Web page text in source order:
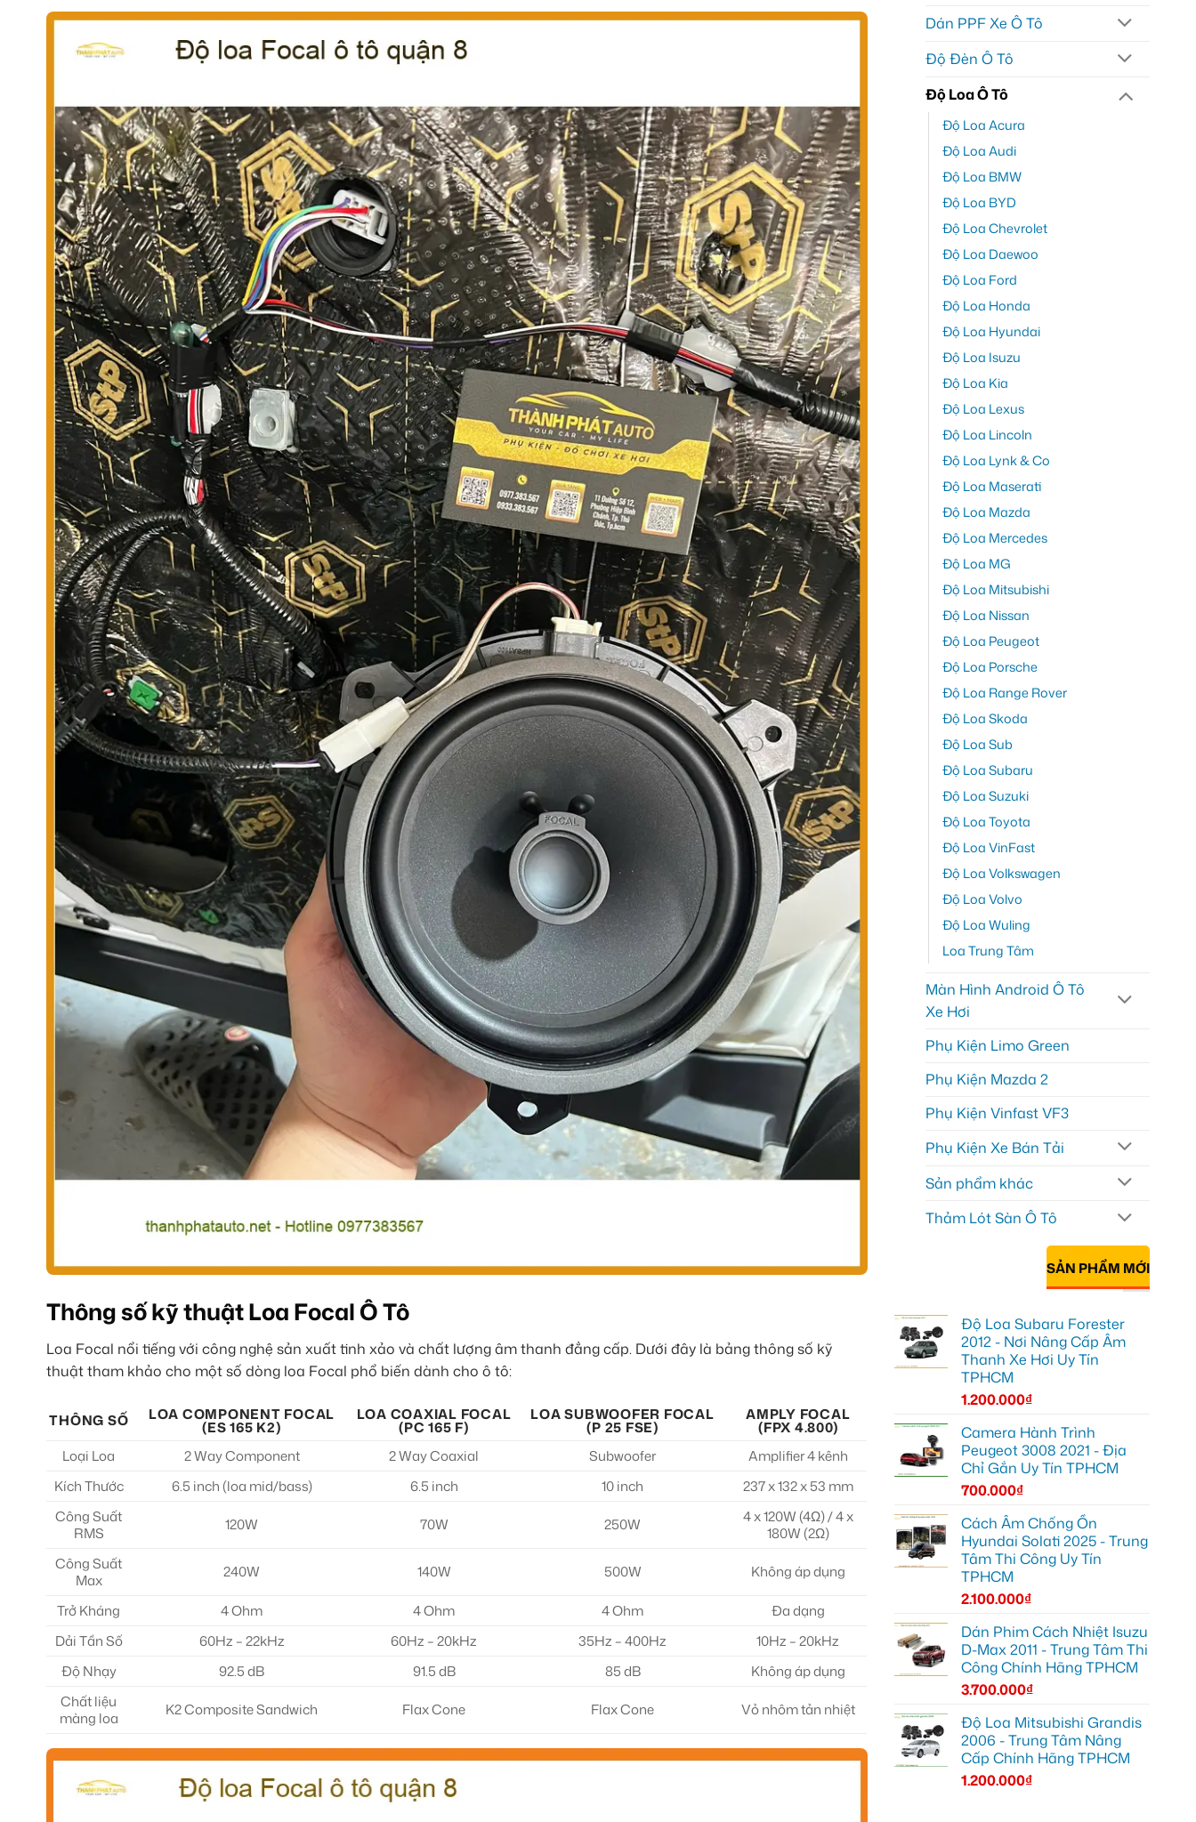
Thông số kỹ thuật Loa Focal Ô Tô
Loa Focal nổi tiếng với công nghệ sản xuất tinh xảo và chất lượng âm thanh đẳng cấp. Dưới đây là bảng thông số kỹ
thuật tham khảo cho một số dòng loa Focal phổ biến dành cho ô tô:
THÔNG SỐ LOA COMPONENT FOCAL
(ES 165 K2)
LOA COAXIAL FOCAL
(PC 165 F)
LOA SUBWOOFER FOCAL
(P 25 FSE)
AMPLY FOCAL
(FPX 4.800)
Loại Loa
2 Way Component 2 Way Coaxial Subwoofer
Amplifier 4 kênh
Kích Thước
6.5 inch (loa mid/bass) 6.5 inch 10 inch
237 x 132 x 53 mm
Công Suất
RMS
120W 70W 250W
4 x 120W (4Ω) / 4 x
180W (2Ω)
Công Suất
Max
240W 140W 500W Không áp dụng
Trở Kháng 4 Ohm 4 Ohm 4 Ohm
Đa dạng
Dải Tần Số
60Hz – 22kHz 60Hz – 20kHz 35Hz – 400Hz
10Hz – 20kHz
Độ Nhạy
92.5 dB 91.5 dB 85 dB
Không áp dụng
Chất liệu
màng loa
K2 Composite Sandwich Flax Cone Flax Cone Vỏ nhôm tản nhiệt
Dán PPF Xe Ô Tô
Độ Đèn Ô Tô
Độ Loa Ô Tô
Độ Loa Acura
Độ Loa Audi
Độ Loa BMW
Độ Loa BYD
Độ Loa Chevrolet
Độ Loa Daewoo
Độ Loa Ford
Độ Loa Honda
Độ Loa Hyundai
Độ Loa Isuzu
Độ Loa Kia
Độ Loa Lexus
Độ Loa Lincoln
Độ Loa Lynk & Co
Độ Loa Maserati
Độ Loa Mazda
Độ Loa Mercedes
Độ Loa MG
Độ Loa Mitsubishi
Độ Loa Nissan
Độ Loa Peugeot
Độ Loa Porsche
Độ Loa Range Rover
Độ Loa Skoda
Độ Loa Sub
Độ Loa Subaru
Độ Loa Suzuki
Độ Loa Toyota
Độ Loa VinFast
Độ Loa Volkswagen
Độ Loa Volvo
Độ Loa Wuling
Loa Trung Tâm
Màn Hình Android Ô Tô
Xe Hơi
Phụ Kiện Limo Green
Phụ Kiện Mazda 2
Phụ Kiện Vinfast VF3
Phụ Kiện Xe Bán Tải
Sản phẩm khác
Thảm Lót Sàn Ô Tô
SẢN PHẨM MỚI
Độ Loa Subaru Forester
2012 - Nơi Nâng Cấp Âm
Thanh Xe Hơi Uy Tín
TPHCM
1.200.000₫
Camera Hành Trình
Peugeot 3008 2021 - Địa
Chỉ Gắn Uy Tín TPHCM
700.000₫
Cách Âm Chống Ồn
Hyundai Solati 2025 - Trung
Tâm Thi Công Uy Tín
TPHCM
2.100.000₫
Dán Phim Cách Nhiệt Isuzu
D-Max 2011 - Trung Tâm Thi
Công Chính Hãng TPHCM
3.700.000₫
Độ Loa Mitsubishi Grandis
2006 - Trung Tâm Nâng
Cấp Chính Hãng TPHCM
1.200.000₫